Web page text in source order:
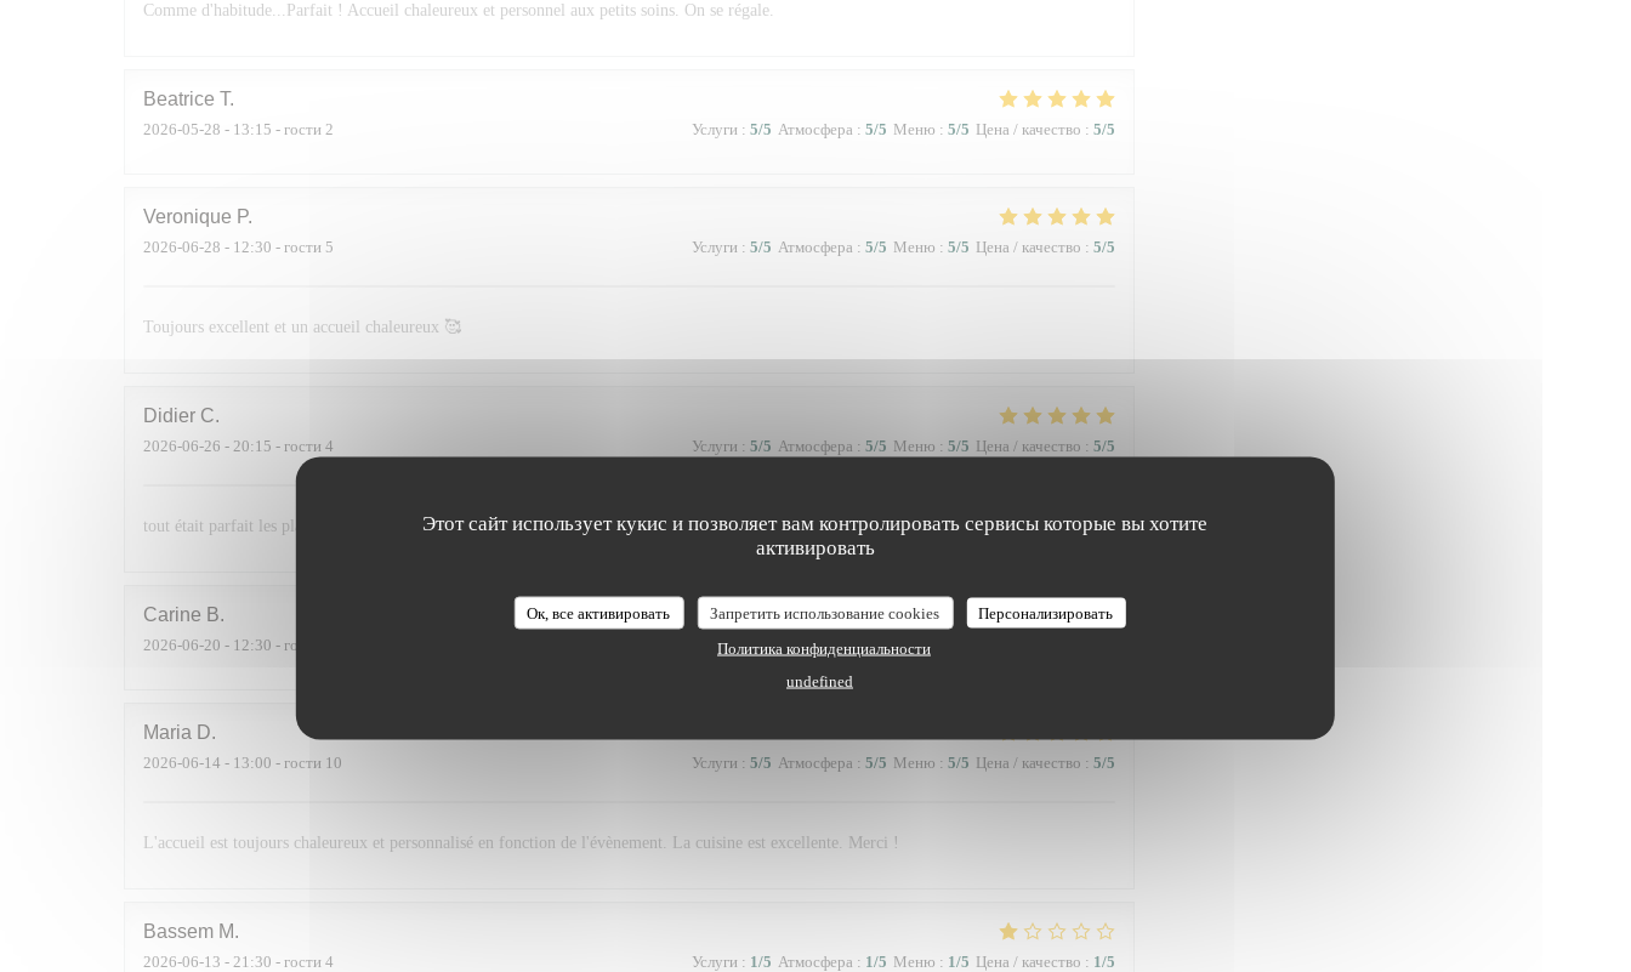
Этот сайт использует кукис и позволяет вам контролировать сервисы которые вы хотите
активировать
Ок, все активировать Запретить использование cookies
Персонализировать
Политика конфиденциальности
undefined
Comme d'habitude...Parfait ! Accueil chaleureux et personnel aux petits soins. On se régale.
Beatrice T
2026-05-28 - 13:15 - гости 2 Услуги : 5/5 Атмосфера : 5/5 Меню : 5/5 Цена / качество : 5/5
Veronique P
2026-06-28 - 12:30 - гости 5 Услуги : 5/5 Атмосфера : 5/5 Меню : 5/5 Цена / качество : 5/5
Toujours excellent et un accueil chaleureux 🥰
Didier C
2026-06-26 - 20:15 - гости 4 Услуги : 5/5 Атмосфера : 5/5 Меню : 5/5 Цена / качество : 5/5
tout était parfait les plats étaient délicieux et le service parfait et sympathique
Carine B
2026-06-20 - 12:30 - гости 5 Услуги: 2/5 Атмосфера: 1/5 Меню
Maria D
2026-06-14 - 13:00 - гости 10 Услуги : 5/5 Атмосфера : 5/5 Меню : 5/5 Цена / качество : 5/5
L'accueil est toujours chaleureux et personnalisé en fonction de l'évènement. La cuisine est excellente. Merci !
Bassem M
2026-06-13 - 21:30 - гости 4 Услуги : 1/5 Атмосфера : 1/5 Меню : 1/5 Цена / качество : 1/5